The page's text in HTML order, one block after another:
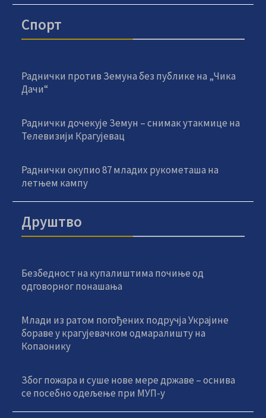
Спорт
Раднички против Земуна без публике на „Чика
Дачи“
Раднички дочекује Земун – снимак утакмице на
Телевизији Крагујевац
Раднички окупио 87 младих рукометаша на
летњем кампу
Друштво
Безбедност на купалиштима почиње од
одговорног понашања
Млади из ратом погођених подручја Украјине
бораве у крагујевачком одмаралишту на
Копаонику
Због пожара и суше нове мере државе – оснива
се посебно одељење при МУП-у